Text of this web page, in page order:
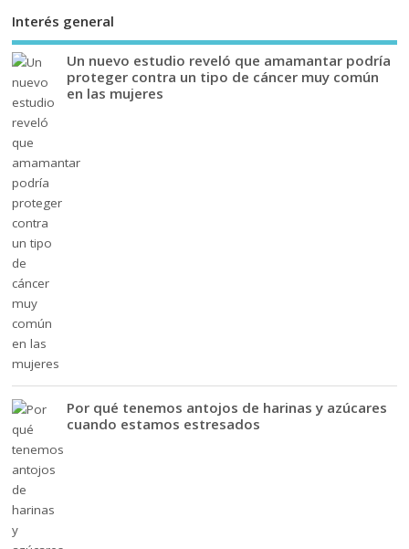
Interés general
Un nuevo estudio reveló que amamantar podría
proteger contra un tipo de cáncer muy común
en las mujeres
Por qué tenemos antojos de harinas y azúcares
cuando estamos estresados